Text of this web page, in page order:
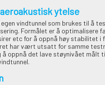
ytelse
vindtunnel som brukes til å
Formålet er å optimalisere
etc for å oppnå høy stabilitet i
har vært utsatt for samme
å oppnå det lave støynivået målt